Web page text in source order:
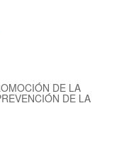
DE LA
DE LA